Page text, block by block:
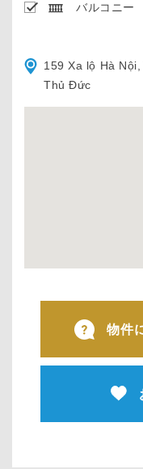
バルコニー
159 Xa lộ Hà
Thủ Đức
物件